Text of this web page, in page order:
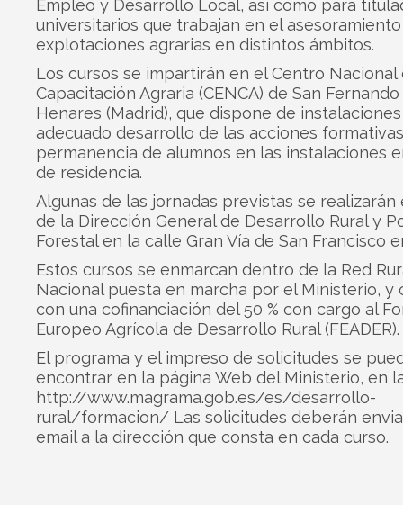
Empleo y Desarrollo Local, así como para
universitarios que trabajan en el
explotaciones agrarias en distintos ámbitos.
Los cursos se impartirán en el Centro Nacional
Capacitación Agraria (CENCA) de San
Henares (Madrid), que dispone de
adecuado desarrollo de las acciones
permanencia de alumnos en las instalaciones
de residencia.
Algunas de las jornadas previstas se realizarán
de la Dirección General de Desarrollo Rural y
Forestal en la calle Gran Vía de San Francisco
Estos cursos se enmarcan dentro de la Red
Nacional puesta en marcha por el Ministerio, y
con una cofinanciación del 50 % con cargo al
Europeo Agrícola de Desarrollo Rural (FEADER).
El programa y el impreso de solicitudes se
encontrar en la página Web del Ministerio, en
http://www.magrama.gob.es/es/desarrollo-
rural/formacion/Las solicitudes deberán
email a la dirección que consta en cada curso.